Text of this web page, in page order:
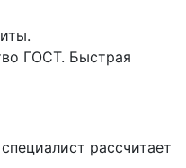
ГОСТ. Быстрая
рассчитает